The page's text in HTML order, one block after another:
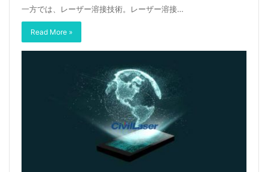
一方では、レーザー溶接技術。レーザー溶接…
Read More »